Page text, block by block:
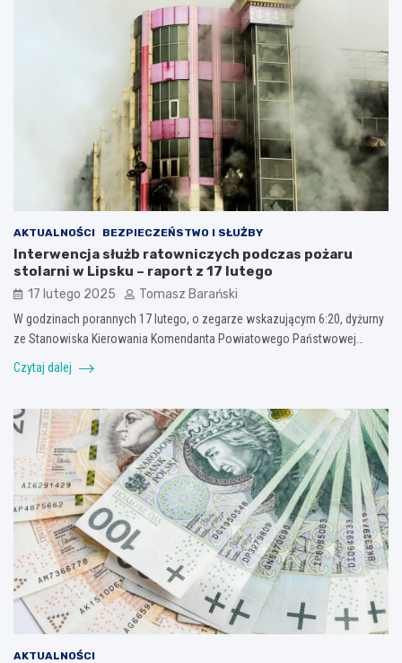
AKTUALNOŚCI BEZPIECZEŃSTWO I SŁUŻBY
Interwencja służb ratowniczych podczas pożaru
stolarni w Lipsku – raport z 17 lutego
17 lutego 2025 Tomasz Barański
W godzinach porannych 17 lutego, o zegarze wskazującym 6:20, dyżurny
ze Stanowiska Kierowania Komendanta Powiatowego Państwowej…
Czytaj dalej
AKTUALNOŚCI